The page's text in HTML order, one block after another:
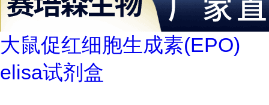
大鼠促红细胞生成素(EPO)
elisa试剂盒